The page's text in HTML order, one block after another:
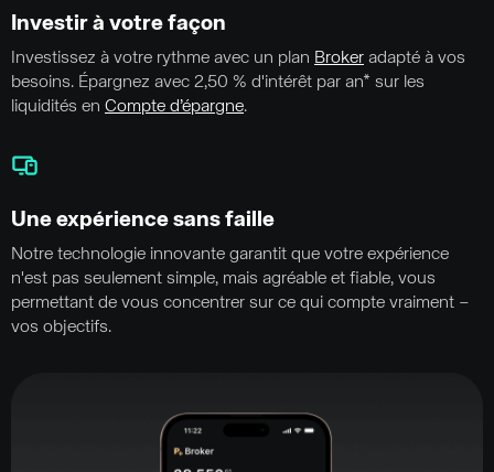
Investir à votre façon
Investissez à votre rythme avec un plan Broker adapté à vos
besoins. Épargnez avec 2,50 % d'intérêt par an* sur les
liquidités en Compte d’épargne.
Une expérience sans faille
Notre technologie innovante garantit que votre expérience
n'est pas seulement simple, mais agréable et fiable, vous
permettant de vous concentrer sur ce qui compte vraiment –
vos objectifs.